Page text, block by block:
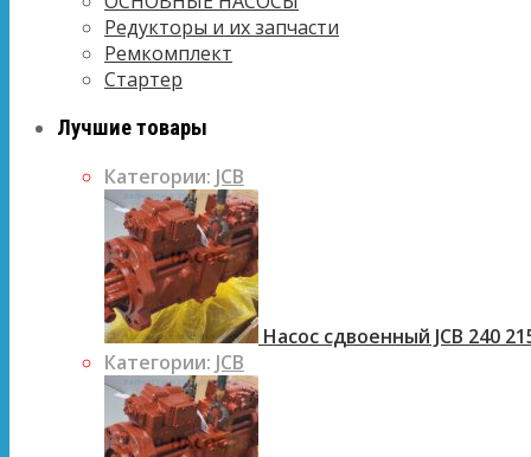
Редукторы и их запчасти
Ремкомплект
Стартер
Лучшие товары
Категории: JCB
Насос сдвоенный JCB 240
Категории: JCB